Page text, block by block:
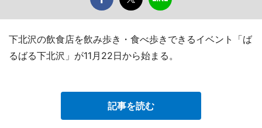
下北沢の飲食店を飲み歩き・食べ歩きできるイベント「ば
るばる下北沢」が11月22日から始まる。
記事を読む